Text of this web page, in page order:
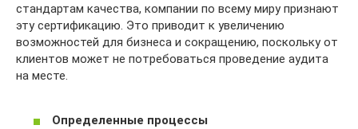
стандартам качества, компании по всему миру признают
эту сертификацию. Это приводит к увеличению
возможностей для бизнеса и сокращению, поскольку от
клиентов может не потребоваться проведение аудита
на месте.
Определенные процессы